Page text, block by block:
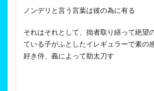
ノンデリと言う言葉は彼の為に有る
それはそれとして、拙者取り繕って絶望
ている子がふとしたイレギュラーで素の
好き侍、義によって助太刀す